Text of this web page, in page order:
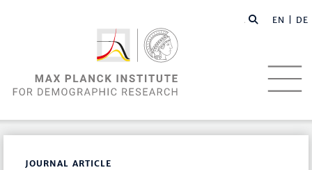
EN | DE
JOURNAL ARTICLE